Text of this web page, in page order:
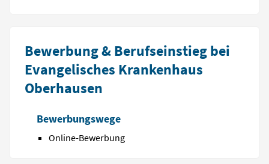
Bewerbung & Berufseinstieg bei
Evangelisches Krankenhaus
Oberhausen
Bewerbungswege
Online-Bewerbung